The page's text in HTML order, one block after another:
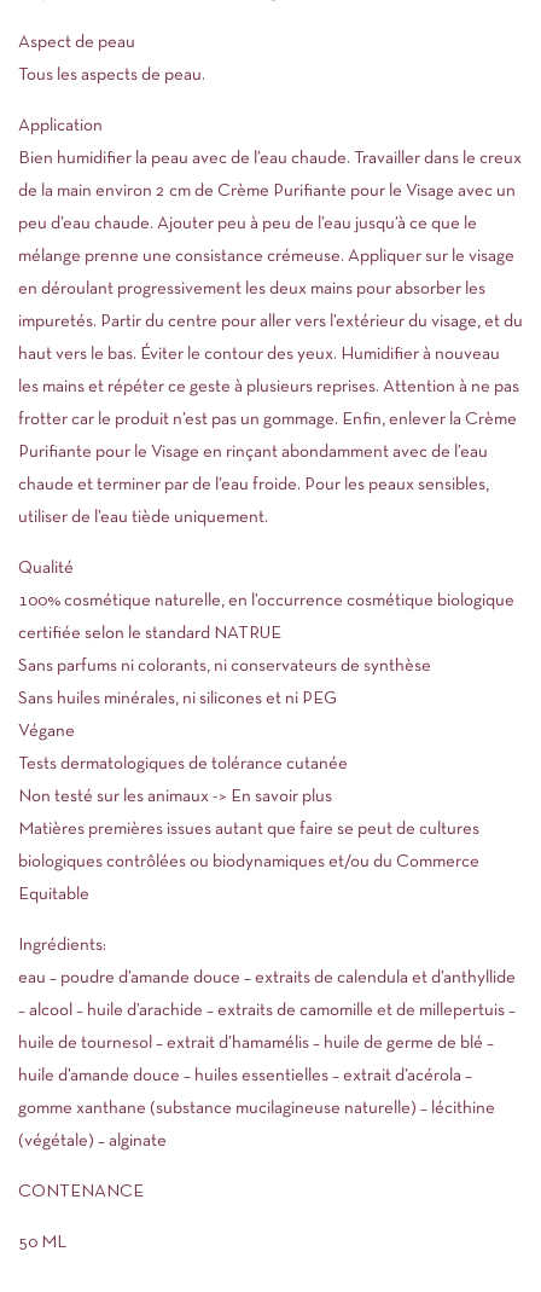
Aspect de peau
Tous les aspects de peau.
Application
Bien humidifier la peau avec de l’eau chaude. Travailler dans le creux
de la main environ 2 cm de Crème Purifiante pour le Visage avec un
peu d’eau chaude. Ajouter peu à peu de l’eau jusqu’à ce que le
mélange prenne une consistance crémeuse. Appliquer sur le visage
en déroulant progressivement les deux mains pour absorber les
impuretés. Partir du centre pour aller vers l’extérieur du visage, et du
haut vers le bas. Éviter le contour des yeux. Humidifier à nouveau
les mains et répéter ce geste à plusieurs reprises. Attention à ne pas
frotter car le produit n’est pas un gommage. Enfin, enlever la Crème
Purifiante pour le Visage en rinçant abondamment avec de l’eau
chaude et terminer par de l’eau froide. Pour les peaux sensibles,
utiliser de l’eau tiède uniquement.
Qualité
100% cosmétique naturelle, en l’occurrence cosmétique biologique
certifiée selon le standard NATRUE
Sans parfums ni colorants, ni conservateurs de synthèse
Sans huiles minérales, ni silicones et ni PEG
Végane
Tests dermatologiques de tolérance cutanée
Non testé sur les animaux -> En savoir plus
Matières premières issues autant que faire se peut de cultures
biologiques contrôlées ou biodynamiques et/ou du Commerce
Equitable
Ingrédients:
eau – poudre d’amande douce – extraits de calendula et d’anthyllide
– alcool – huile d’arachide – extraits de camomille et de millepertuis –
huile de tournesol – extrait d’hamamélis – huile de germe de blé –
huile d’amande douce – huiles essentielles – extrait d’acérola –
gomme xanthane (substance mucilagineuse naturelle) – lécithine
(végétale) – alginate
CONTENANCE
50 ML